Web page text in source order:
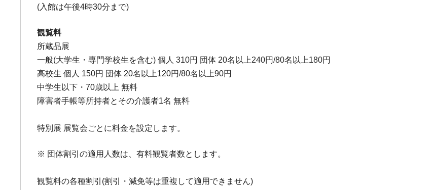
(入館は午後4時30分まで)
観覧料
所蔵品展
一般(大学生・専門学校生を含む) 個人 310円 団体 20名以上240円/80名以上180円
高校生 個人 150円 団体 20名以上120円/80名以上90円
中学生以下・70歳以上 無料
障害者手帳等所持者とその介護者1名 無料
特別展 展覧会ごとに料金を設定します。
※ 団体割引の適用人数は、有料観覧者数とします。
観覧料の各種割引(割引・減免等は重複して適用できません)